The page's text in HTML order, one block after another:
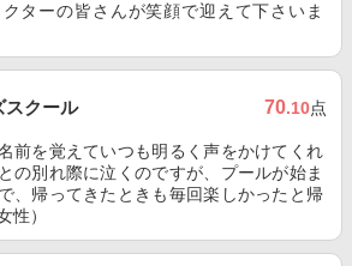
ターの皆さんが笑顔で迎えて下さいま
スクール 70.10点
前を覚えていつも明るく声をかけてくれ
の別れ際に泣くのですが、プールが始ま
、帰ってきたときも毎回楽しかったと帰
性）